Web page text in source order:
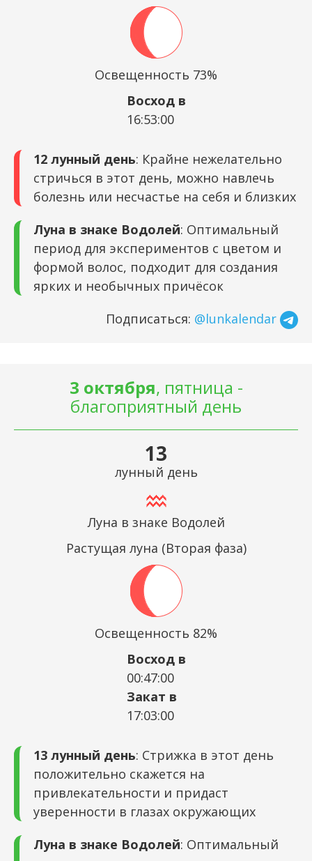
Освещенность 73%
Восход в
16:53:00
12 лунный день: Крайне нежелательно
стричься в этот день, можно навлечь
болезнь или несчастье на себя и близких
Луна в знаке Водолей: Оптимальный
период для экспериментов с цветом и
формой волос, подходит для создания
ярких и необычных причёсок
Подписаться: @lunkalendar
3 октября, пятница -
благоприятный день
13
лунный день
Луна в знаке Водолей
Растущая луна (Вторая фаза)
Освещенность 82%
Восход в
00:47:00
Закат в
17:03:00
13 лунный день: Стрижка в этот день
положительно скажется на
привлекательности и придаст
уверенности в глазах окружающих
Луна в знаке Водолей: Оптимальный